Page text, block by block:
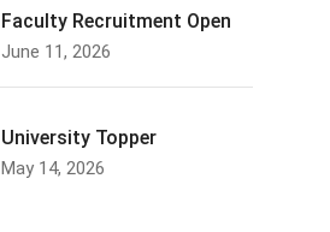
Faculty Recruitment Open
June 11, 2026
University Topper
May 14, 2026